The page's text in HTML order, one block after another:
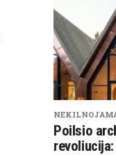
Poilsio